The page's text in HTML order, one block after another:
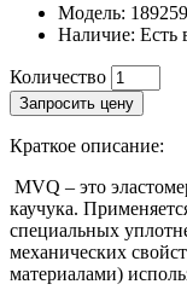
Модель: 189259
Наличие: Есть
Количество
Запросить цену
Краткое описание:
MVQ – это
каучука.
специальных
механических
материалами)